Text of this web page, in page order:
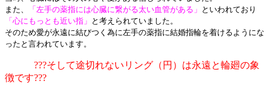
また、
「左手の薬指には心臓に繋がる太い血管がある」 といわれており
「心にもっとも近い指」 と考えられていました。
そのため愛が永遠に結びつく為に左手の薬指に結婚指輪を着けるようにな
ったと言われています。
???そして途切れないリング（円）は永遠と輪廻の象
徴です???